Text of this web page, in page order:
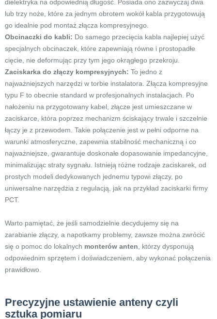
dielektryka na odpowiednią długość. Posiada ono zazwyczaj dwa
lub trzy noże, które za jednym obrotem wokół kabla przygotowują
go idealnie pod montaż złącza kompresyjnego.
Obcinaczki do kabli: Do samego przecięcia kabla najlepiej użyć
specjalnych obcinaczek, które zapewniają równe i prostopadłe
cięcie, nie deformując przy tym jego okrągłego przekroju.
Zaciskarka do złączy kompresyjnych: To jedno z
najważniejszych narzędzi w torbie instalatora. Złącza kompresyjne
typu F to obecnie standard w profesjonalnych instalacjach. Po
nałożeniu na przygotowany kabel, złącze jest umieszczane w
zaciskarce, która poprzez mechanizm ściskający trwale i szczelnie
łączy je z przewodem. Takie połączenie jest w pełni odporne na
warunki atmosferyczne, zapewnia stabilność mechaniczną i co
najważniejsze, gwarantuje doskonałe dopasowanie impedancyjne,
minimalizując straty sygnału. Istnieją różne rodzaje zaciskarek, od
prostych modeli dedykowanych jednemu typowi złączy, po
uniwersalne narzędzia z regulacją, jak na przykład zaciskarki firmy
PCT.
Warto pamiętać, że jeśli samodzielnie decydujemy się na
zarabianie złączy, a napotkamy problemy, zawsze można zwrócić
się o pomoc do lokalnych monterów anten , którzy dysponują
odpowiednim sprzętem i doświadczeniem, aby wykonać połączenia
prawidłowo.
Precyzyjne ustawienie anteny czyli
sztuka pomiaru